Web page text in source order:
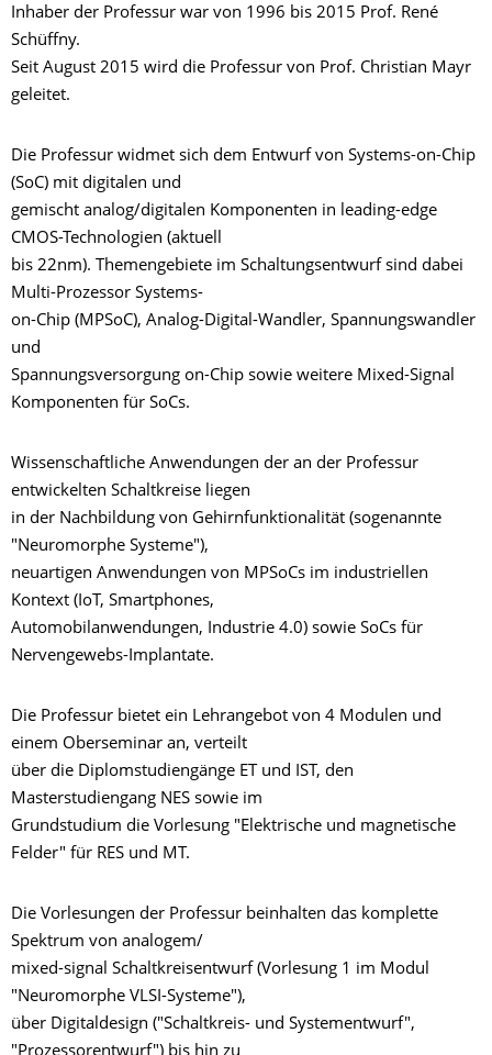
Inhaber der Professur war von 1996 bis 2015 Prof. René
Schüffny.
Seit August 2015 wird die Professur von Prof. Christian Mayr
geleitet.
Die Professur widmet sich dem Entwurf von Systems-on-Chip
(SoC) mit digitalen und
gemischt analog/digitalen Komponenten in leading-edge
CMOS-Technologien (aktuell
bis 22nm). Themengebiete im Schaltungsentwurf sind dabei
Multi-Prozessor Systems-
on-Chip (MPSoC), Analog-Digital-Wandler, Spannungswandler
und
Spannungsversorgung on-Chip sowie weitere Mixed-Signal
Komponenten für SoCs.
Wissenschaftliche Anwendungen der an der Professur
entwickelten Schaltkreise liegen
in der Nachbildung von Gehirnfunktionalität (sogenannte
"Neuromorphe Systeme"),
neuartigen Anwendungen von MPSoCs im industriellen
Kontext (IoT, Smartphones,
Automobilanwendungen, Industrie 4.0) sowie SoCs für
Nervengewebs-Implantate.
Die Professur bietet ein Lehrangebot von 4 Modulen und
einem Oberseminar an, verteilt
über die Diplomstudiengänge ET und IST, den
Masterstudiengang NES sowie im
Grundstudium die Vorlesung "Elektrische und magnetische
Felder" für RES und MT.
Die Vorlesungen der Professur beinhalten das komplette
Spektrum von analogem/
mixed-signal Schaltkreisentwurf (Vorlesung 1 im Modul
"Neuromorphe VLSI-Systeme"),
über Digitaldesign ("Schaltkreis- und Systementwurf",